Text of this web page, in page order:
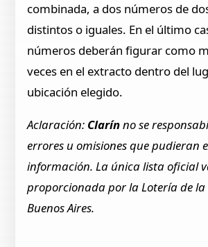
combinada, a dos números de
distintos o iguales. En el último
números deberán figurar como
veces en el extracto dentro del
ubicación elegido.
Aclaración: Clarínno se
errores u omisiones que pudieran
información. La única lista oficial
proporcionada por la Lotería de la
Buenos Aires.